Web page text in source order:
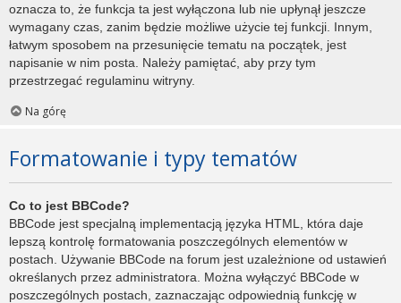
oznacza to, że funkcja ta jest wyłączona lub nie upłynął jeszcze
wymagany czas, zanim będzie możliwe użycie tej funkcji. Innym,
łatwym sposobem na przesunięcie tematu na początek, jest
napisanie w nim posta. Należy pamiętać, aby przy tym
przestrzegać regulaminu witryny.
Na górę
Formatowanie i typy tematów
Co to jest BBCode?
BBCode jest specjalną implementacją języka HTML, która daje
lepszą kontrolę formatowania poszczególnych elementów w
postach. Używanie BBCode na forum jest uzależnione od ustawień
określanych przez administratora. Można wyłączyć BBCode w
poszczególnych postach, zaznaczając odpowiednią funkcję w